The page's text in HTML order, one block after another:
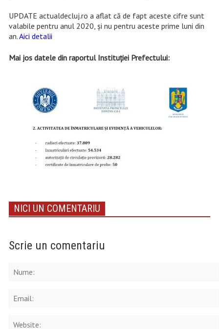
UPDATE actualdecluj.ro a aflat că de fapt aceste cifre sunt
valabile pentru anul 2020, și nu pentru aceste prime luni din
an.Aici detalii
Mai jos datele din raportul Instituției Prefectului:
NICI UN COMENTARIU
Scrie un comentariu